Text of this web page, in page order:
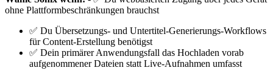
ohne Plattformbeschränkungen brauchst
✅ Du Übersetzungs- und Untertitel-Generierungs-Workflows
für Content-Erstellung benötigst
✅ Dein primärer Anwendungsfall das Hochladen vorab
aufgenommener Dateien statt Live-Aufnahmen umfasst